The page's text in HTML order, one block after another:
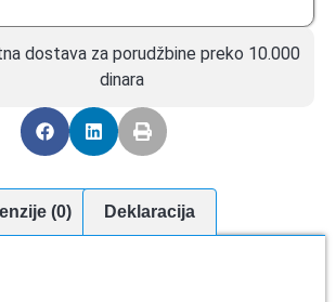
dostava za porudžbine preko 10.000
dinara
(0) Deklaracija